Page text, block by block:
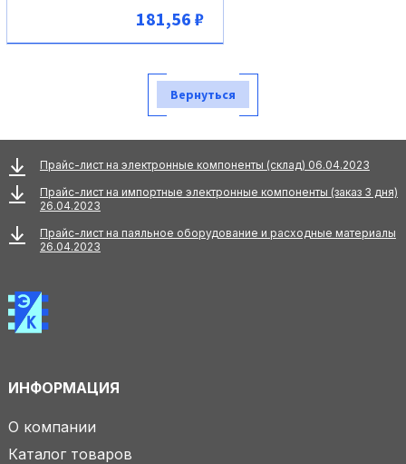
181,56 ₽
Вернуться
Прайс-лист на электронные компоненты (склад) 06.04.2023
Прайс-лист на импортные электронные компоненты (заказ 3 дня)
26.04.2023
Прайс-лист на паяльное оборудование и расходные материалы
26.04.2023
ИНФОРМАЦИЯ
О компании
Каталог товаров